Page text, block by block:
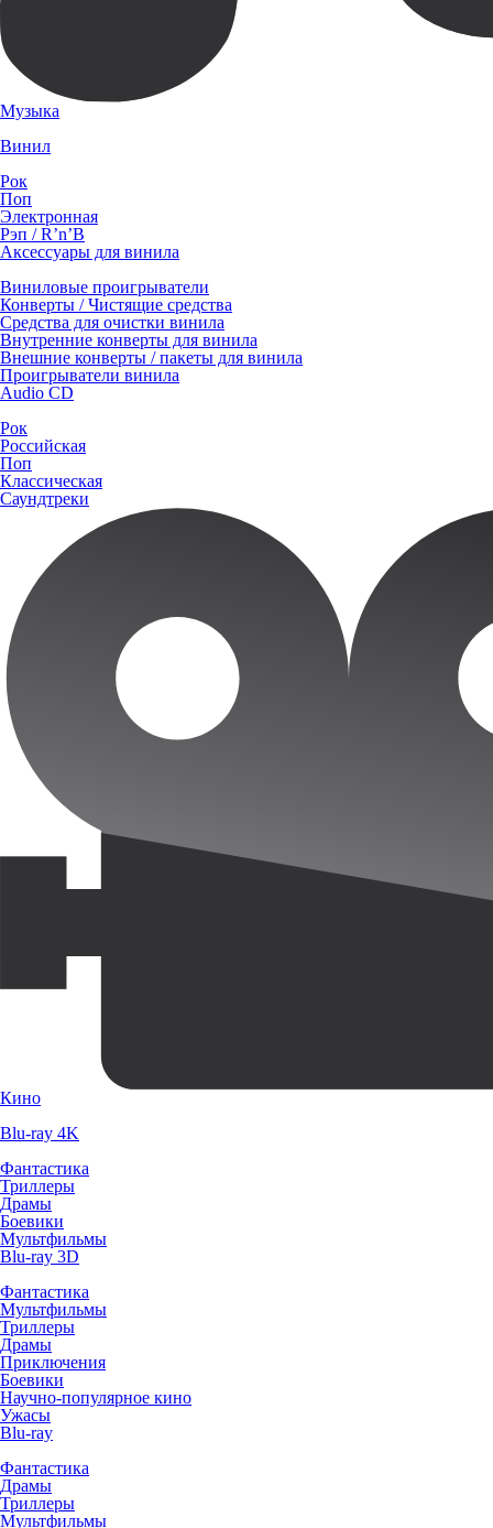
Музыка
Винил
Рок
Поп
Электронная
Рэп / R’n’B
Аксессуары для винила
Виниловые проигрыватели
Конверты / Чистящие средства
Средства для очистки винила
Внутренние конверты для винила
Внешние конверты / пакеты для винила
Проигрыватели винила
Audio CD
Рок
Российская
Поп
Классическая
Саундтреки
Кино
Blu-ray 4K
Фантастика
Триллеры
Драмы
Боевики
Мультфильмы
Blu-ray 3D
Фантастика
Мультфильмы
Триллеры
Драмы
Приключения
Боевики
Научно-популярное кино
Ужасы
Blu-ray
Фантастика
Драмы
Триллеры
Мультфильмы